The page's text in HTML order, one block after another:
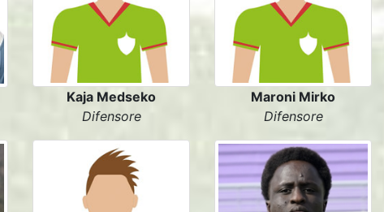
Kaja Medseko
Difensore
Maroni Mirko
Difensore